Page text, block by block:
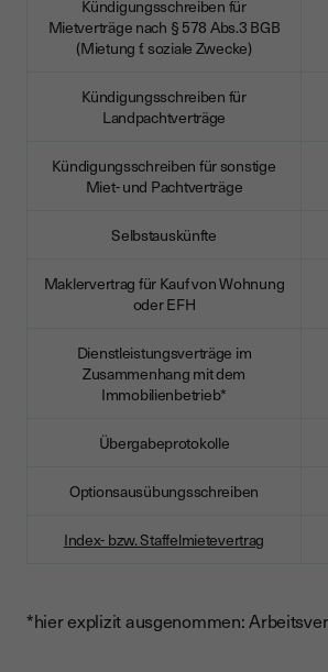
Kündigungsschreiben für
Mietverträge nach § 578 Abs.3 BGB
(Mietung f. soziale Zwecke)
Kündigungsschreiben für
Landpachtverträge
Kündigungsschreiben für sonstige
Miet- und Pachtverträge
Selbstauskünfte
Maklervertrag für Kauf von Wohnung
oder EFH
Dienstleistungsverträge im
Zusammenhang mit dem
Immobilienbetrieb*
Übergabeprotokolle
Optionsausübungsschreiben
Index- bzw. Staffelmietevertrag
*hier explizit ausgenommen: